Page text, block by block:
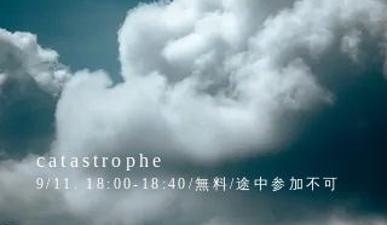
catastrophe
9/11. 18:00-18:40/無料/途中参加不可